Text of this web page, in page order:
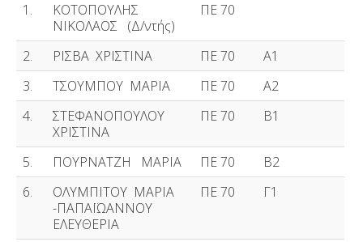
Εργαστήρια Δεξιοτήτων
Παιδαγωγικά Θέματα
Χρήσιμες Συνδέσεις
Επικοινωνία
1.
ΚΟΤΟΠΟΥΛΗΣ
ΝΙΚΟΛΑΟΣ (Δ/ντής)
ΠΕ 70
2. ΡΙΣΒΑ ΧΡΙΣΤΙΝΑ ΠΕ 70
Α1
3.
ΤΣΟΥΜΠΟΥ ΜΑΡΙΑ ΠΕ 70
A2
4.
ΣΤΕΦΑΝΟΠΟΥΛΟΥ
ΧΡΙΣΤΙΝΑ
ΠΕ 70 Β1
5. ΠΟΥΡΝΑΤΖΗ ΜΑΡΙΑ ΠΕ 70
Β2
6.
ΟΛΥΜΠΙΤΟΥ ΜΑΡΙΑ
-ΠΑΠΑΪΩΑΝΝΟΥ
ΕΛΕΥΘΕΡΙΑ
ΠΕ 70 Γ1